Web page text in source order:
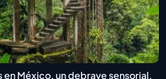
en México, un debraye sensorial.